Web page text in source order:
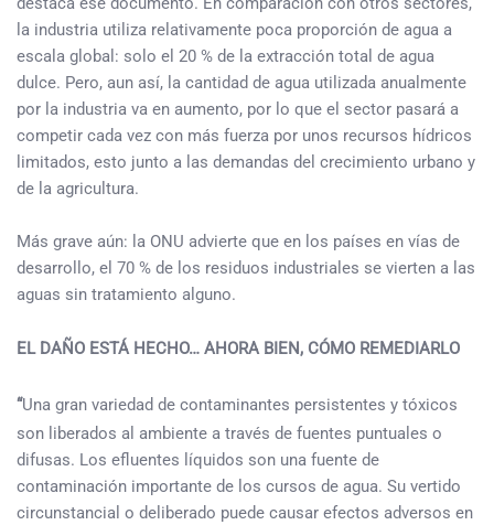
la industria utiliza relativamente poca proporción de agua a
escala global: solo el 20 % de la extracción total de agua
dulce. Pero, aun así, la cantidad de agua utilizada anualmente
por la industria va en aumento, por lo que el sector pasará a
competir cada vez con más fuerza por unos recursos hídricos
limitados, esto junto a las demandas del crecimiento urbano y
de la agricultura.
Más grave aún: la ONU advierte que en los países en vías de
desarrollo, el 70 % de los residuos industriales se vierten a las
aguas sin tratamiento alguno.
EL DAÑO ESTÁ HECHO… AHORA BIEN, CÓMO REMEDIARLO
“Una gran variedad de contaminantes persistentes y tóxicos
son liberados al ambiente a través de fuentes puntuales o
difusas. Los efluentes líquidos son una fuente de
contaminación importante de los cursos de agua. Su vertido
circunstancial o deliberado puede causar efectos adversos en